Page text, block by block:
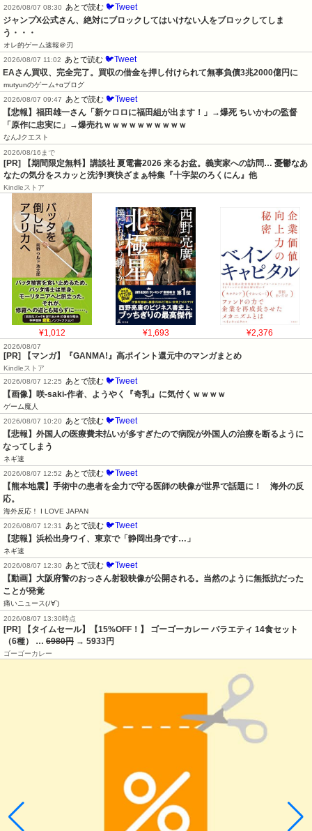
2026/08/07 08:30 あとで読む 🐦Tweet
ジャンプX公式さん、絶対にブロックしてはいけない人をブロックしてしま
う・・・
オレ的ゲーム速報＠刃
2026/08/07 11:02
あとで読む 🐦Tweet
EAさん買収、完全完了。買収の借金を押し付けられて無事負債3兆2000億円に
mutyunのゲーム+αブログ
2026/08/07 09:47
あとで読む 🐦Tweet
【悲報】福田雄一さん「新ケロロに福田組が出ます！」→爆死 ちいかわの監督
「原作に忠実に」→爆売れｗｗｗｗｗｗｗｗｗｗ
なんJクエスト
2026/08/16まで
[PR] 【期間限定無料】講談社 夏電書2026 来るお盆。義実家への訪問… 憂鬱なあ
なたの気分をスカッと洗浄!爽快ざまぁ特集『十字架のろくにん』他
Kindleストア
¥1,012 ¥1,693 ¥2,376
2026/08/07
[PR] 【マンガ】『GANMA!』高ポイント還元中のマンガまとめ
Kindleストア
2026/08/07 12:25
あとで読む 🐦Tweet
【画像】咲-saki-作者、ようやく『奇乳』に気付くｗｗｗｗ
ゲーム魔人
2026/08/07 10:20
あとで読む 🐦Tweet
【悲報】外国人の医療費未払いが多すぎたので病院が外国人の治療を断るように
なってしまう
ネギ速
2026/08/07 12:52
あとで読む 🐦Tweet
【熊本地震】手術中の患者を全力で守る医師の映像が世界で話題に！　海外の反
応。
海外反応！ I LOVE JAPAN
2026/08/07 12:31
あとで読む 🐦Tweet
【悲報】浜松出身ワイ、東京で「静岡出身です…」
ネギ速
2026/08/07 12:30
あとで読む 🐦Tweet
【動画】大阪府警のおっさん射殺映像が公開される。当然のように無抵抗だった
ことが発覚
痛いニュース(ﾉ∀`)
2026/08/07 13:30時点
[PR] 【タイムセール】【15%OFF！】 ゴーゴーカレー バラエティ 14食セット
（6種） … 6980円 → 5933円
ゴーゴーカレー